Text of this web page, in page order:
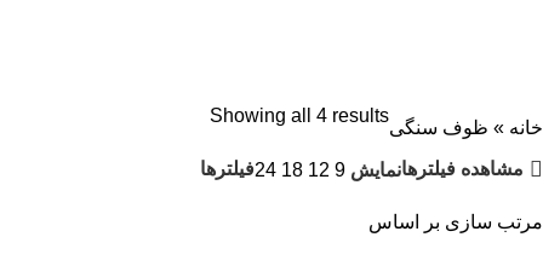
خانه » ظوف سنگی
Showing all 4 results
مشاهده فیلترهانمایش9
12
18
24فیلترها
مرتب سازی بر اساس